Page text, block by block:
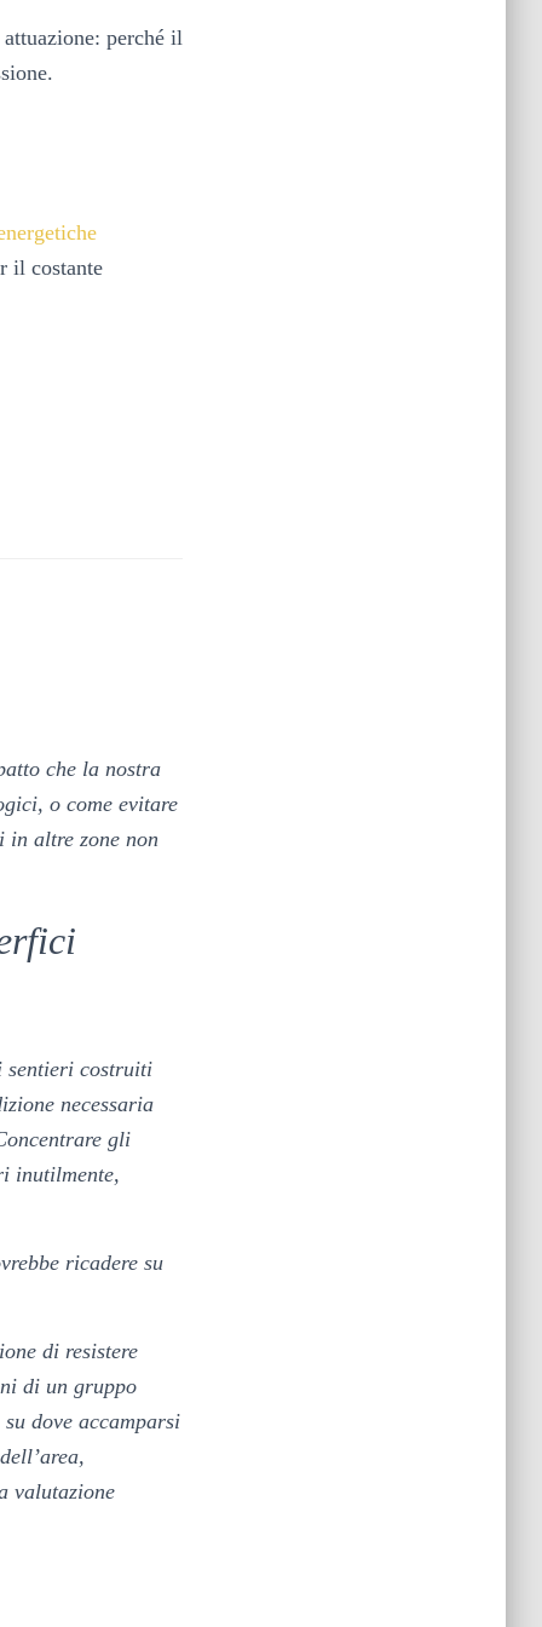
perché il
il costante
che la nostra
o come evitare
in altre zone non
sentieri costruiti
necessaria
gli
inutilmente,
ricadere su
di resistere
di un gruppo
dove accamparsi
valutazione